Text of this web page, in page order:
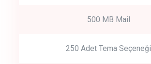
500 MB Mail
250 Adet Tema Seçeneği